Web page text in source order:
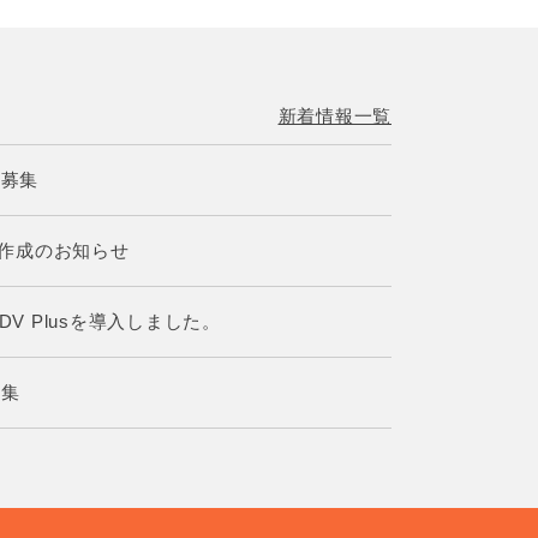
新着情報一覧
集
成のお知らせ
Plusを導入しました。